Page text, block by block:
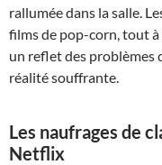
rallumée dans la salle.
films de pop-corn, tout
un reflet des problèmes
réalité souffrante.
Les naufrages de
Netflix